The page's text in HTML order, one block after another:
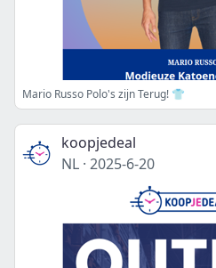
Mario Russo Polo's zijn Terug! 👕
koopjedeal
NL · 2025-6-20